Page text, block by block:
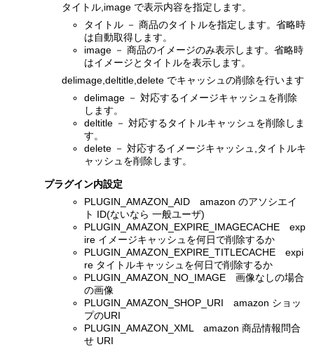
タイトル,image で表示内容を指定します。
タイトル － 商品のタイトルを指定します。省略時
は自動取得します。
image － 商品のイメージのみ表示します。省略時
はイメージとタイトルを表示します。
delimage,deltitle,delete でキャッシュの削除を行います
delimage － 対応するイメージキャッシュを削除
します。
deltitle － 対応するタイトルキャッシュを削除しま
す。
delete － 対応するイメージキャッシュ,タイトルキ
ャッシュを削除します。
プラグイン内設定
PLUGIN_AMAZON_AID amazon のアソシエイ
ト ID(ないなら 一般ユーザ)
PLUGIN_AMAZON_EXPIRE_IMAGECACHE exp
ire イメージキャッシュを何日で削除するか
PLUGIN_AMAZON_EXPIRE_TITLECACHE expi
re タイトルキャッシュを何日で削除するか
PLUGIN_AMAZON_NO_IMAGE 画像なしの場合
の画像
PLUGIN_AMAZON_SHOP_URI amazon ショッ
プのURI
PLUGIN_AMAZON_XML amazon 商品情報問合
せ URI